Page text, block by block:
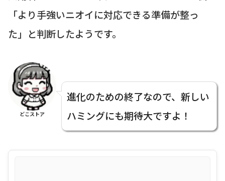
「より手強いニオイに対応できる準備が整っ
た」と判断したようです。
どこストア
進化のための終了なので、新しい
ハミングにも期待大ですよ！